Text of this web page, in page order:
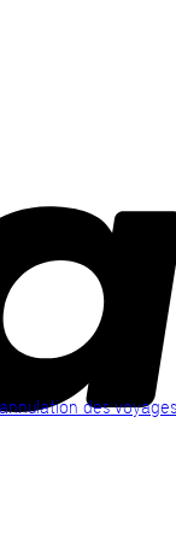
des voyages